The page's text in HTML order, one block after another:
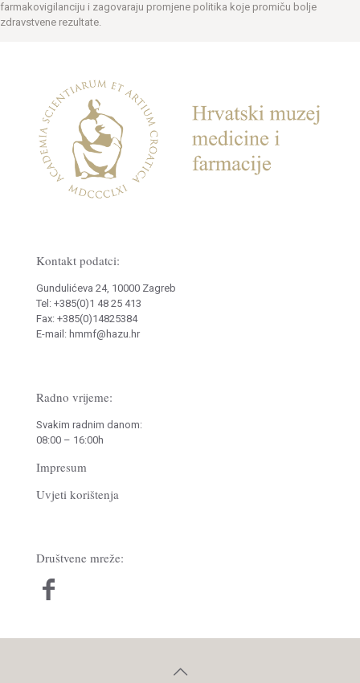
farmakovigilanciju i zagovaraju promjene politika koje promiču bolje
zdravstvene rezultate.
Kontakt podatci:
Gundulićeva 24, 10000 Zagreb
Tel: +385(0)1 48 25 413
Fax: +385(0)14825384
E-mail: hmmf@hazu.hr
Radno vrijeme:
Svakim radnim danom:
08:00 – 16:00h
Impresum
Uvjeti korištenja
Društvene mreže: